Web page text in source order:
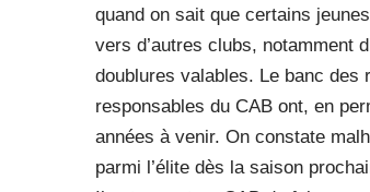
quand on sait que certains
vers d’autres clubs, notamment
doublures valables. Le banc des
responsables du CAB ont, en
années à venir. On constate
parmi l’élite dès la saison